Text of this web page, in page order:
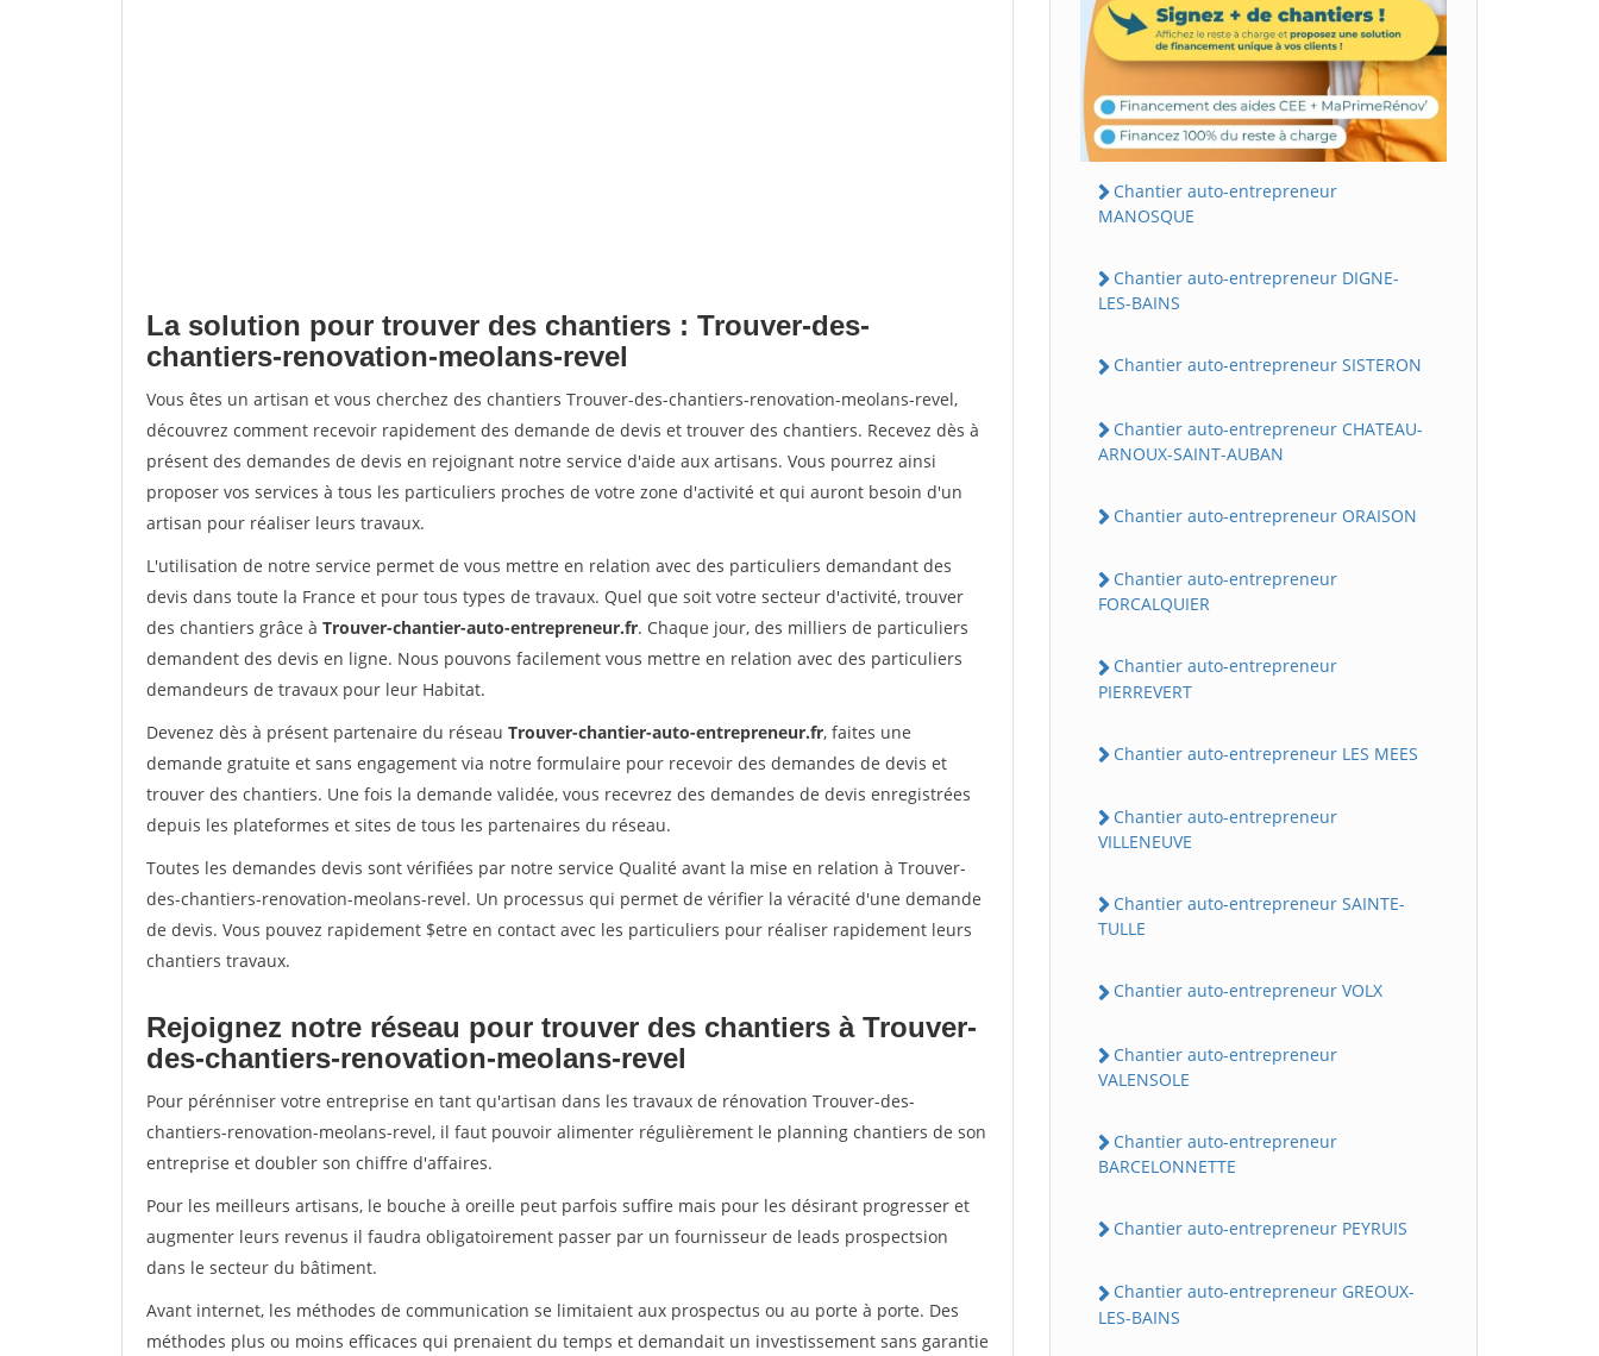
La solution pour trouver des chantiers : Trouver-des-
chantiers-renovation-meolans-revel
Vous êtes un artisan et vous cherchez des chantiers Trouver-des-chantiers-renovation-meolans-revel,
découvrez comment recevoir rapidement des demande de devis et trouver des chantiers. Recevez dès à
présent des demandes de devis en rejoignant notre service d'aide aux artisans. Vous pourrez ainsi
proposer vos services à tous les particuliers proches de votre zone d'activité et qui auront besoin d'un
artisan pour réaliser leurs travaux.
L'utilisation de notre service permet de vous mettre en relation avec des particuliers demandant des
devis dans toute la France et pour tous types de travaux. Quel que soit votre secteur d'activité, trouver
des chantiers grâce à Trouver-chantier-auto-entrepreneur.fr. Chaque jour, des milliers de particuliers
demandent des devis en ligne. Nous pouvons facilement vous mettre en relation avec des particuliers
demandeurs de travaux pour leur Habitat.
Devenez dès à présent partenaire du réseau Trouver-chantier-auto-entrepreneur.fr, faites une
demande gratuite et sans engagement via notre formulaire pour recevoir des demandes de devis et
trouver des chantiers. Une fois la demande validée, vous recevrez des demandes de devis enregistrées
depuis les plateformes et sites de tous les partenaires du réseau.
Toutes les demandes devis sont vérifiées par notre service Qualité avant la mise en relation à Trouver-
des-chantiers-renovation-meolans-revel. Un processus qui permet de vérifier la véracité d'une demande
de devis. Vous pouvez rapidement $etre en contact avec les particuliers pour réaliser rapidement leurs
chantiers travaux.
Rejoignez notre réseau pour trouver des chantiers à Trouver-
des-chantiers-renovation-meolans-revel
Pour pérénniser votre entreprise en tant qu'artisan dans les travaux de rénovation Trouver-des-
chantiers-renovation-meolans-revel, il faut pouvoir alimenter régulièrement le planning chantiers de son
entreprise et doubler son chiffre d'affaires.
Pour les meilleurs artisans, le bouche à oreille peut parfois suffire mais pour les désirant progresser et
augmenter leurs revenus il faudra obligatoirement passer par un fournisseur de leads prospectsion
dans le secteur du bâtiment.
Avant internet, les méthodes de communication se limitaient aux prospectus ou au porte à porte. Des
méthodes plus ou moins efficaces qui prenaient du temps et demandait un investissement sans garantie
Chantier auto-entrepreneur
MANOSQUE
Chantier auto-entrepreneur DIGNE-
LES-BAINS
Chantier auto-entrepreneur SISTERON
Chantier auto-entrepreneur CHATEAU-
ARNOUX-SAINT-AUBAN
Chantier auto-entrepreneur ORAISON
Chantier auto-entrepreneur
FORCALQUIER
Chantier auto-entrepreneur
PIERREVERT
Chantier auto-entrepreneur LES MEES
Chantier auto-entrepreneur
VILLENEUVE
Chantier auto-entrepreneur SAINTE-
TULLE
Chantier auto-entrepreneur VOLX
Chantier auto-entrepreneur
VALENSOLE
Chantier auto-entrepreneur
BARCELONNETTE
Chantier auto-entrepreneur PEYRUIS
Chantier auto-entrepreneur GREOUX-
LES-BAINS